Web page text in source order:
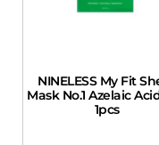
NINELESS My Fit
Mask No.1 Azelaic
1pcs